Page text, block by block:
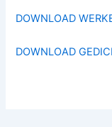
DOWNLOAD
DOWNLOAD